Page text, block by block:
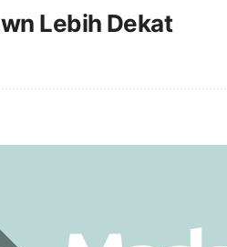
Lebih Dekat